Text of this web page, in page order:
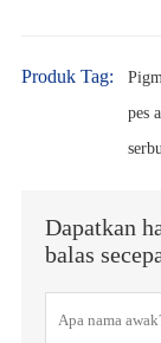
Produk Tag:
pes
Dapatkan
balas